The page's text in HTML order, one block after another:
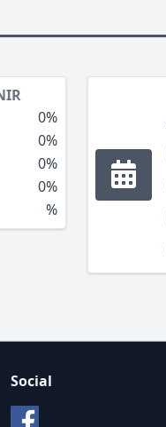
0%
0%
0%
0%
%
Social